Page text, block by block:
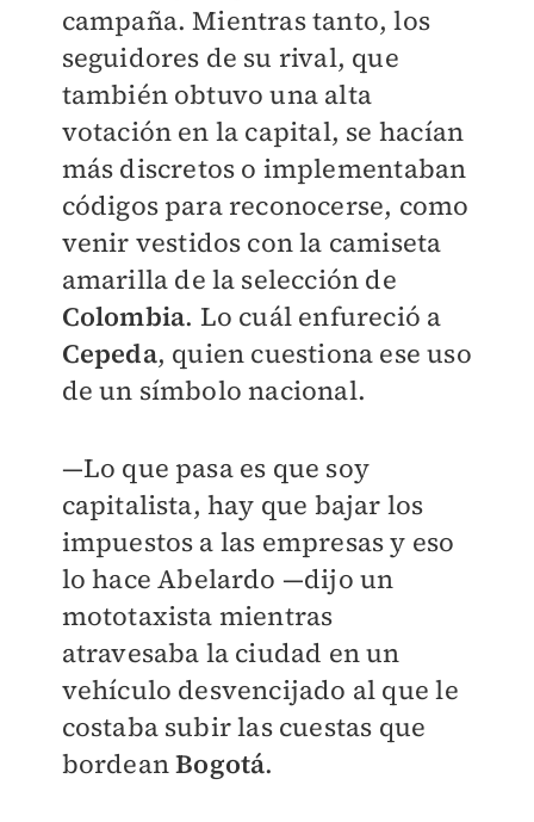
campaña. Mientras tanto, los
seguidores de su rival, que
también obtuvo una alta
votación en la capital, se hacían
más discretos o implementaban
códigos para reconocerse, como
venir vestidos con la camiseta
amarilla de la selección de
Colombia. Lo cuál enfureció a
Cepeda, quien cuestiona ese uso
de un símbolo nacional.
—Lo que pasa es que soy
capitalista, hay que bajar los
impuestos a las empresas y eso
lo hace Abelardo —dijo un
mototaxista mientras
atravesaba la ciudad en un
vehículo desvencijado al que le
costaba subir las cuestas que
bordeanBogotá.